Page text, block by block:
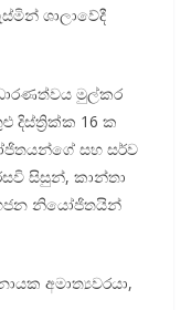
ශාලාවේදී
මුල්කර
දිස්ත්‍රික්ක 16 ක
සහ සර්ව
සිසුන්, කාන්තා
නියෝජිතයින්
අමාත්‍යවරයා,